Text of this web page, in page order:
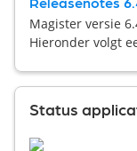
Magister versie
Hieronder volgt
Status